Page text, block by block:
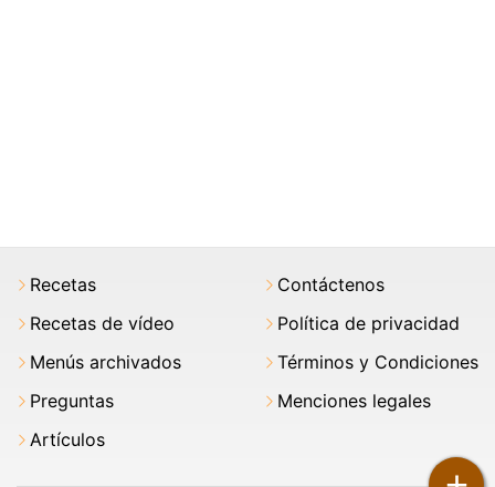
Recetas
Recetas de vídeo
Menús archivados
Preguntas
Artículos
Contáctenos
Política de privacidad
Términos y Condiciones
Menciones legales